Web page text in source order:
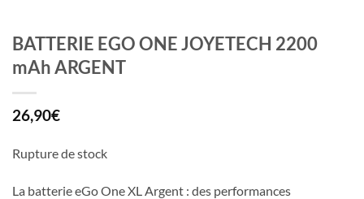
BATTERIE EGO ONE JOYETECH 2200
mAh ARGENT
26,90€
Rupture de stock
La batterie eGo One XL Argent : des performances